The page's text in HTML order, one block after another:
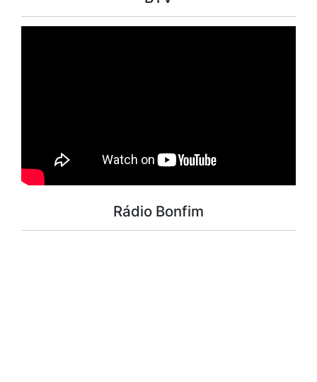
Rádio Bonfim